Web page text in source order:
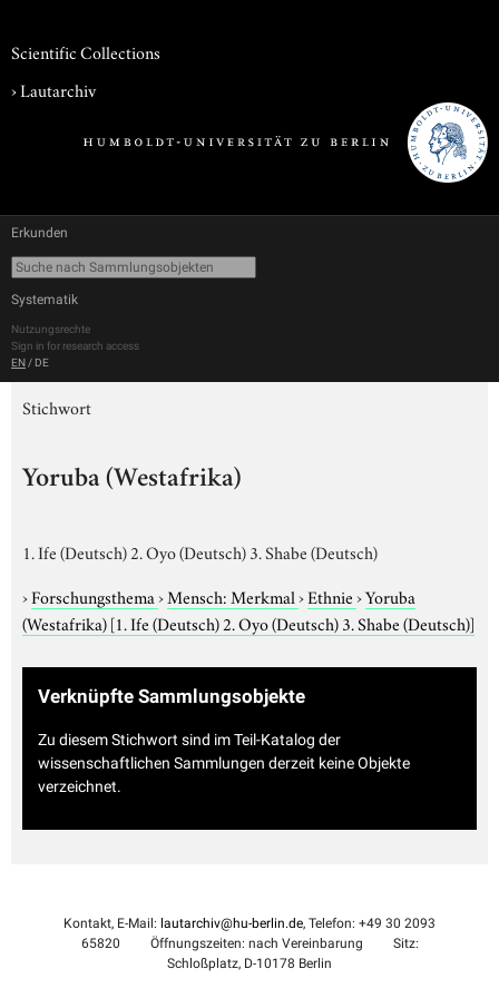
Scientific Collections
›Lautarchiv
Erkunden
Systematik
Nutzungsrechte
Sign in for research access
EN / DE
Stichwort
Yoruba (Westafrika)
1. Ife (Deutsch) 2. Oyo (Deutsch) 3. Shabe (Deutsch)
›Forschungsthema›Mensch: Merkmal›Ethnie›Yoruba
(Westafrika)[1. Ife (Deutsch) 2. Oyo (Deutsch) 3. Shabe (Deutsch)]
Verknüpfte Sammlungsobjekte
Zu diesem Stichwort sind im Teil-Katalog der
wissenschaftlichen Sammlungen derzeit keine Objekte
verzeichnet.
Kontakt, E-Mail: lautarchiv@hu-berlin.de, Telefon: +49 30 2093
65820
Öffnungszeiten: nach Vereinbarung
Sitz:
Schloßplatz, D-10178 Berlin